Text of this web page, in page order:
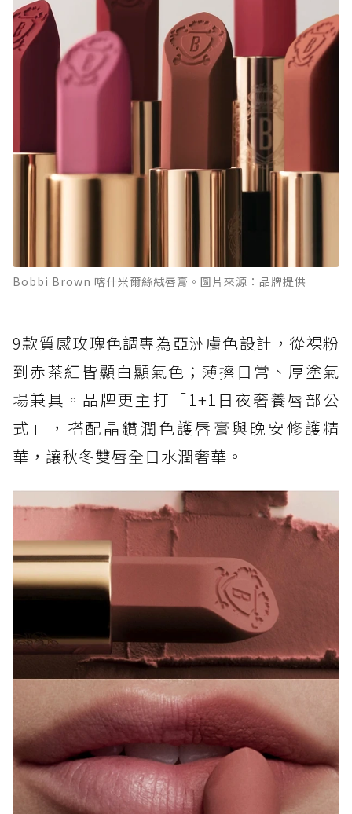
Bobbi Brown 喀什米爾絲絨唇膏。圖片來源：品牌提供
9款質感玫瑰色調專為亞洲膚色設計，從裸粉
到赤茶紅皆顯白顯氣色；薄擦日常、厚塗氣
場兼具。品牌更主打「1+1日夜奢養唇部公
式」，搭配晶鑽潤色護唇膏與晚安修護精
華，讓秋冬雙唇全日水潤奢華。